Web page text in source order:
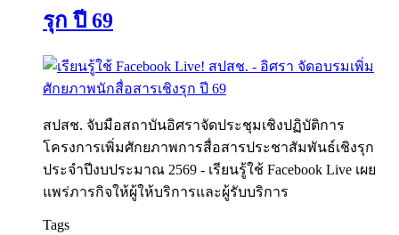
รุก ปี 69
สปสช. จับมือสถาบันอิศราจัดประชุมเชิงปฏิบัติการ
โครงการเพิ่มศักยภาพการสื่อสารประชาสัมพันธ์เชิงรุก
ประจำปีงบประมาณ 2569 - เรียนรู้ใช้ Facebook Live เผย
แพร่ภารกิจให้ผู้ให้บริการและผู้รับบริการ
Tags